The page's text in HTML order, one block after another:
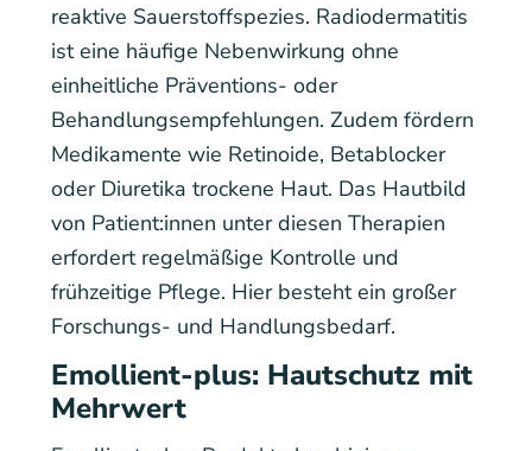
reaktive Sauerstoffspezies. Radiodermatitis
ist eine häufige Nebenwirkung ohne
einheitliche Präventions- oder
Behandlungsempfehlungen. Zudem fördern
Medikamente wie Retinoide, Betablocker
oder Diuretika trockene Haut. Das Hautbild
von Patient:innen unter diesen Therapien
erfordert regelmäßige Kontrolle und
frühzeitige Pflege. Hier besteht ein großer
Forschungs- und Handlungsbedarf.
Emollient-plus: Hautschutz mit
Mehrwert